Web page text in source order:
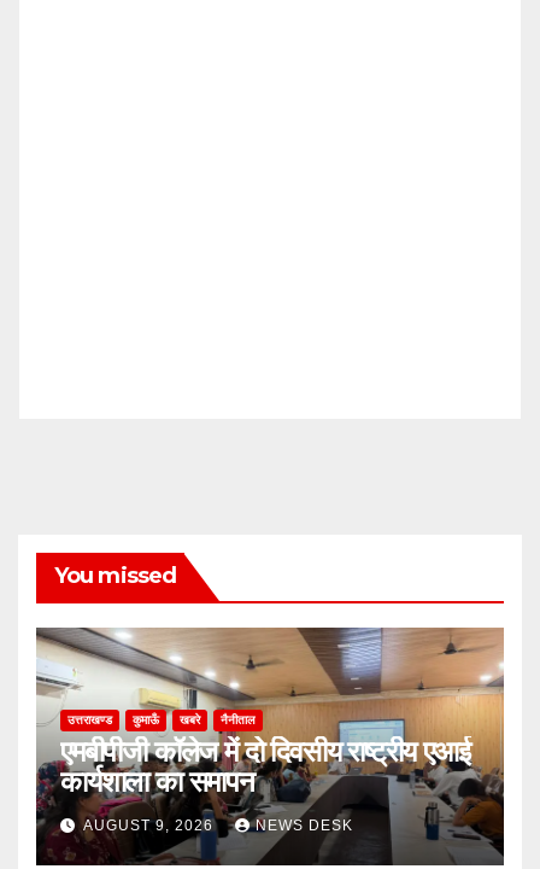
You missed
उत्तराखण्ड कुमाऊँ खबरे नैनीताल
एमबीपीजी कॉलेज में दो दिवसीय राष्ट्रीय एआई
कार्यशाला का समापन
AUGUST 9, 2026 NEWS DESK